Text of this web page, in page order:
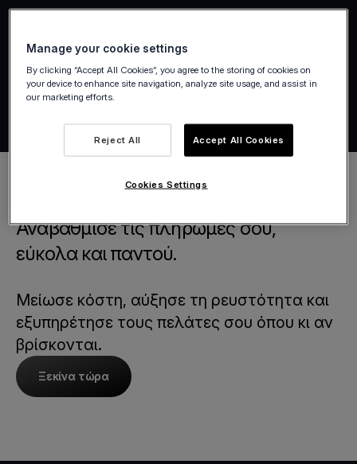
Αναβάθμισε τις πληρωμές σου,
εύκολα και παντού.
Μείωσε κόστη, αύξησε τη ρευστότητα και
εξυπηρέτησε τους πελάτες σου όπου κι αν
βρίσκονται.
Ξεκίνα τώρα
Manage your cookie settings
By clicking “Accept All Cookies”, you agree to the storing of cookies on
your device to enhance site navigation, analyze site usage, and assist in
our marketing efforts.
Reject All Accept All Cookies
Cookies Settings